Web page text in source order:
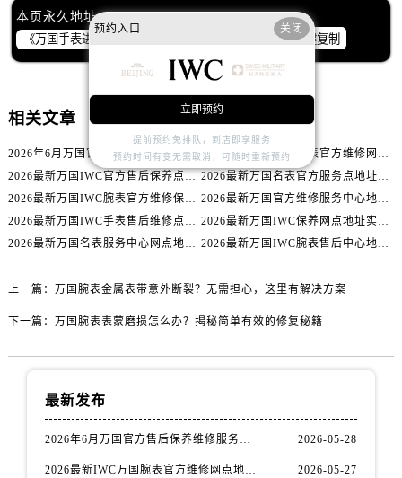
山西省临汾市尧都区解放路万国售后服务中心（需提前预约）
山西省吕梁市离石区永宁中路与建设街交叉口万国售后服务中心（需提前预约）
天津市和平区赤峰道136号天津国际金融中心26层2603室万国售后服务中心（需提前预约）
本页永久地址：
一键复制
相关文章
2026年6月万国官方售后保养维修服务点迁址与新增网点
2026最新IWC万国腕表官方维修网点地址考察报告
2026最新万国IWC官方售后保养点地址调研报告
2026最新万国名表官方服务点地址实地探访报告
2026最新万国IWC腕表官方维修保养服务中心地址调研报告
2026最新万国官方维修服务中心地址调研报告
2026最新万国IWC手表售后维修点地址考察报告
2026最新万国IWC保养网点地址实地探访报告
2026最新万国名表服务中心网点地址考察报告
2026最新万国IWC腕表售后中心地址调研报告
上一篇： 万国腕表金属表带意外断裂？无需担心，这里有解决方案
下一篇： 万国腕表表蒙磨损怎么办？揭秘简单有效的修复秘籍
最新发布
2026年6月万国官方售后保养维修服务点迁址与新增网点 2026-05-28
2026最新IWC万国腕表官方维修网点地址考察报告 2026-05-27
预约入口 关闭
立即预约
提前预约免排队，到店即享服务
预约时间有变无需取消，可随时重新预约